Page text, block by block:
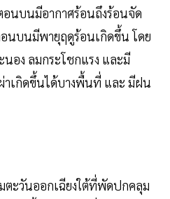
นบนมีอากาศร้อนถึงร้อนจัด
บนมีพายุฤดูร้อนเกิดขึ้น โดย
ง ลมกระโชกแรง และมี
าเกิดขึ้นได้บางพื้นที่ และ มีฝน
ะวันออกเฉียงใต้ที่พัดปกคลุม